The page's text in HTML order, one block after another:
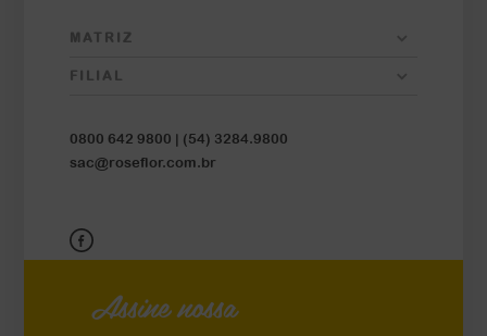
MATRIZ
FILIAL
0800 642 9800 | (54) 3284.9800
sac@roseflor.com.br
Assine nossa